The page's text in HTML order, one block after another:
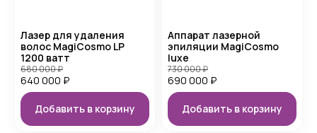
Лазер для удаления
волос MagiCosmo LP
1200 ватт
640 000 ₽
680 000₽
Добавить в корзину
Аппарат лазерной
эпиляции MagiCosmo
luxe
690 000 ₽
730 000₽
Добавить в корзину